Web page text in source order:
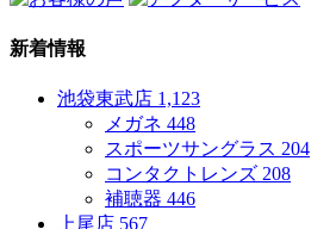
新着情報
池袋東武店 1,123
メガネ 448
スポーツサングラス 204
コンタクトレンズ 208
補聴器 446
上尾店 567